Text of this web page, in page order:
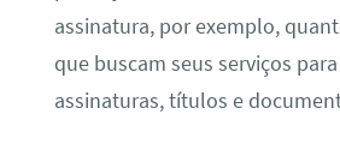
assinatura, por exemplo,
que buscam seus serviços
assinaturas, títulos e